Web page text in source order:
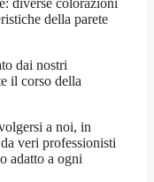
diverse colorazioni
della parete
dai nostri
il corso della
a noi, in
veri professionisti
adatto a ogni